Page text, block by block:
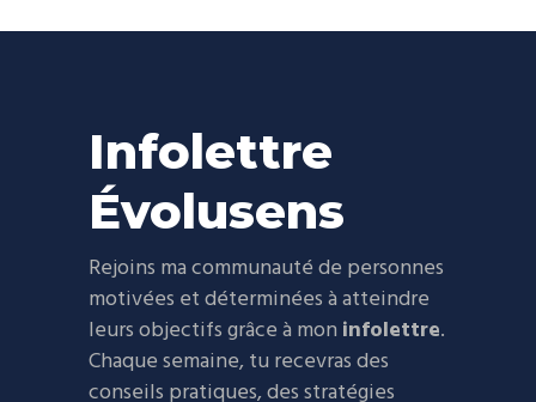
Infolettre
Évolusens
Rejoins ma communauté de personnes
motivées et déterminées à atteindre
leurs objectifs grâce à mon infolettre.
Chaque semaine, tu recevras des
conseils pratiques, des stratégies